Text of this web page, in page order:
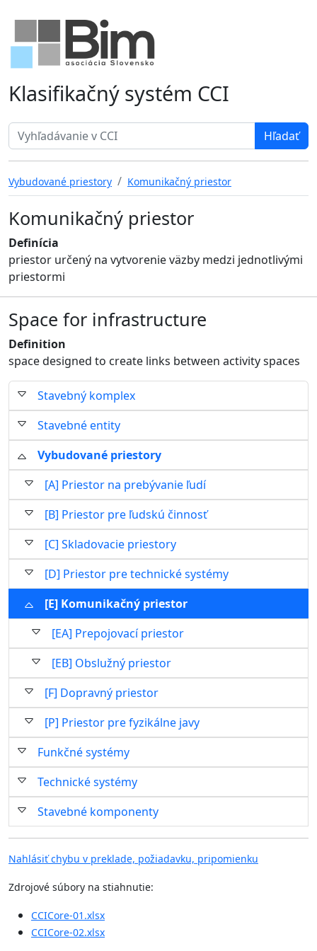
Klasifikačný systém CCI
Search term
Stavebný komplex
Stavebné entity
Vybudované priestory
[A] Priestor na prebývanie ľudí
[B] Priestor pre ľudskú činnosť
[C] Skladovacie priestory
[D] Priestor pre technické systémy
[E] Komunikačný priestor
[EA] Prepojovací priestor
[EB] Obslužný priestor
[F] Dopravný priestor
[P] Priestor pre fyzikálne javy
Funkčné systémy
Technické systémy
Stavebné komponenty
Vybudované priestory Komunikačný priestor
Komunikačný priestor
Definícia
priestor určený na vytvorenie väzby medzi jednotlivými
priestormi
Space for infrastructure
Definition
space designed to create links between activity spaces
Nahlásiť chybu v preklade, požiadavku, pripomienku
Zdrojové súbory na stiahnutie:
CCICore-01.xlsx
CCICore-02.xlsx